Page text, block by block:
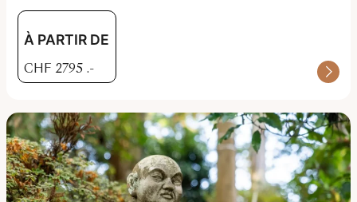
À PARTIR DE
CHF 2795 .-